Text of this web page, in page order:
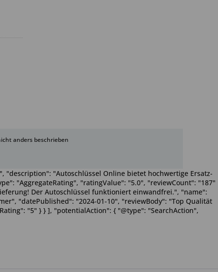
anders beschrieben
"Autoschlüssel Online bietet hochwertige Ersatz-
"AggregateRating", "ratingValue": "5.0", "reviewCount": "187"
Der Autoschlüssel funktioniert einwandfrei.", "name":
"datePublished": "2024-01-10", "reviewBody": "Top Qualität
"5" } } ], "potentialAction": { "@type": "SearchAction",